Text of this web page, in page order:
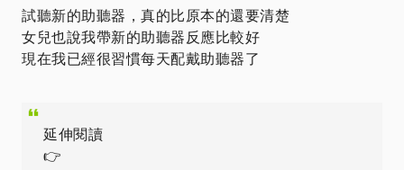
試聽新的助聽器，真的比原本的還要清楚
女兒也說我帶新的助聽器反應比較好
現在我已經很習慣每天配戴助聽器了
延伸閱讀
👉